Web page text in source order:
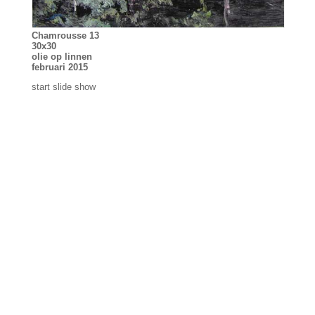
Chamrousse 13
30x30
olie op linnen
februari 2015
start slide show